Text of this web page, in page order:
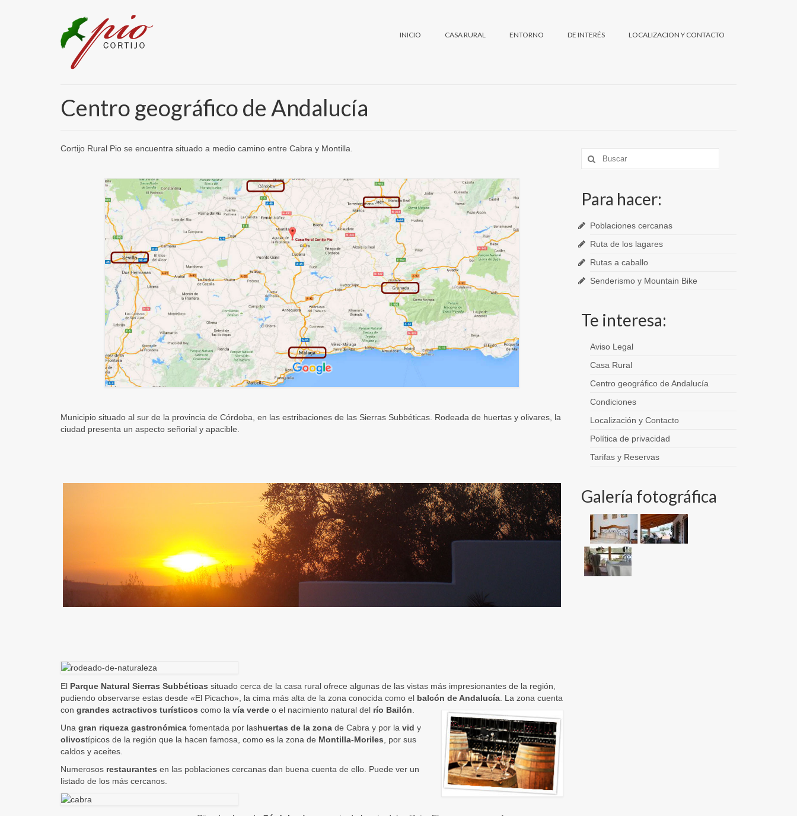
INICIO CASA RURAL ENTORNO DE INTERÉS LOCALIZACION Y CONTACTO
Centro geográfico de Andalucía
Cortijo Rural Pio se encuentra situado a medio camino entre Cabra y Montilla.
Municipio situado al sur de la provincia de Córdoba, en las estribaciones de las Sierras Subbéticas. Rodeada de huertas y olivares, la
ciudad presenta un aspecto señorial y apacible.
El Parque Natural Sierras Subbéticas situado cerca de la casa rural ofrece algunas de las vistas más impresionantes de la región,
pudiendo observarse estas desde «El Picacho», la cima más alta de la zona conocida como el balcón de Andalucía . La zona cuenta
con grandes actractivos turísticos como la vía verde o el nacimiento natural del río Bailón
Una gran riqueza gastronómica fomentada por lashuertas de la zona de Cabra y por la vid y
olivostípicos de la región que la hacen famosa, como es la zona de Montilla-Moriles , por sus
caldos y aceites.
Numerosos restaurantes en las poblaciones cercanas dan buena cuenta de ello. Puede ver un
listado de los más cercanos.
Búsqueda
para:
Para hacer:
Poblaciones cercanas
Ruta de los lagares
Rutas a caballo
Senderismo y Mountain Bike
Te interesa:
Aviso Legal
Casa Rural
Centro geográfico de Andalucía
Condiciones
Localización y Contacto
Política de privacidad
Tarifas y Reservas
Galería fotográfica